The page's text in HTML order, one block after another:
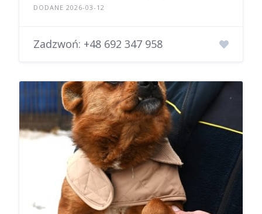
DODANE 2026-03-12
Zadzwoń: +48 692 347 958